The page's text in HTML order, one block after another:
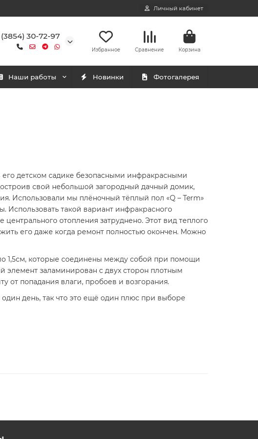
Личный кабинет
(3854) 30-72-97
Избранное Сравнение Корзина
Наши работы Новинки Фотогалерея
детском садике безопасными инфракрасными
свой небольшой загородный дачный домик,
Использовали мы плёночный тёплый пол «Q – Term»
Использовать такой вариант инфракрасного
отопления затруднено. Этот вид теплого
его даже когда ремонт полностью окончен. Можно
1,5см, которые соединены между собой при помощи
заламинирован с двух сторон плотным
от попадания влаги, пробоев и возгорания.
день, так что это ещё один плюс при выборе